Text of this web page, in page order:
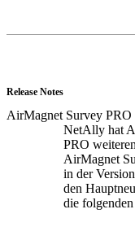
Release Notes
AirMagnet Survey PRO
NetAlly hat
PRO
AirMagnet
in der
den
die